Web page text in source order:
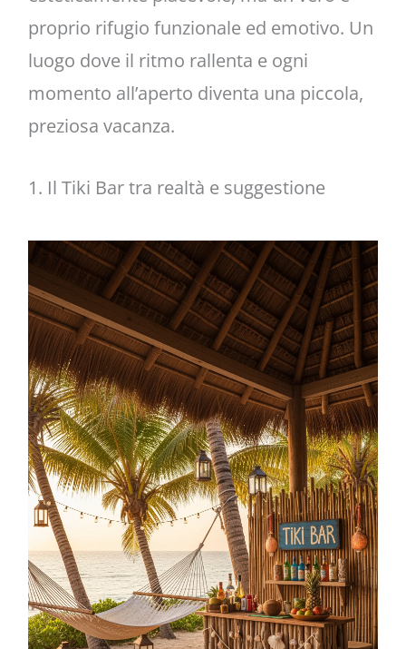
proprio rifugio funzionale ed emotivo. Un
luogo dove il ritmo rallenta e ogni
momento all’aperto diventa una piccola,
preziosa vacanza.
1. Il Tiki Bar tra realtà e suggestione